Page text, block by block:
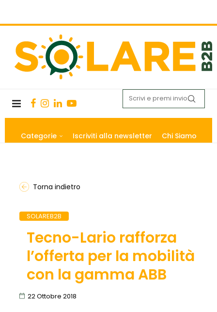
Categorie Iscriviti alla newsletter Chi Siamo
Torna indietro
SOLAREB2B
Tecno-Lario rafforza
l’offerta per la mobilità
con la gamma ABB
22 Ottobre 2018